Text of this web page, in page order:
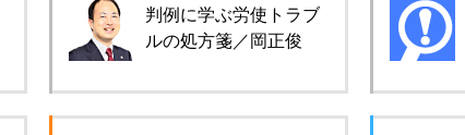
判例に学ぶ労使トラブ
ルの処方箋／岡正俊